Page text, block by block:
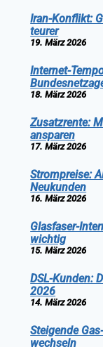
Iran-Konflikt:
teurer
19. März 2026
Internet-
18. März 2026
Zusatzrente:
ansparen
17. März 2026
Strompreise:
Neukunden
16. März 2026
Glasfaser-
wichtig
15. März 2026
DSL-Kunden:
2026
14. März 2026
Steigende
wechseln